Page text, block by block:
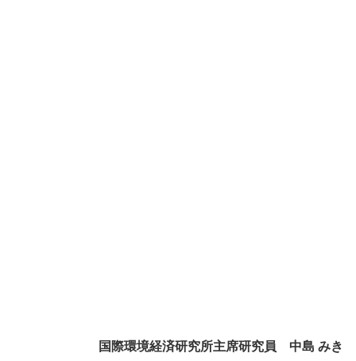
国際環境経済研究所主席研究員 中島 みき